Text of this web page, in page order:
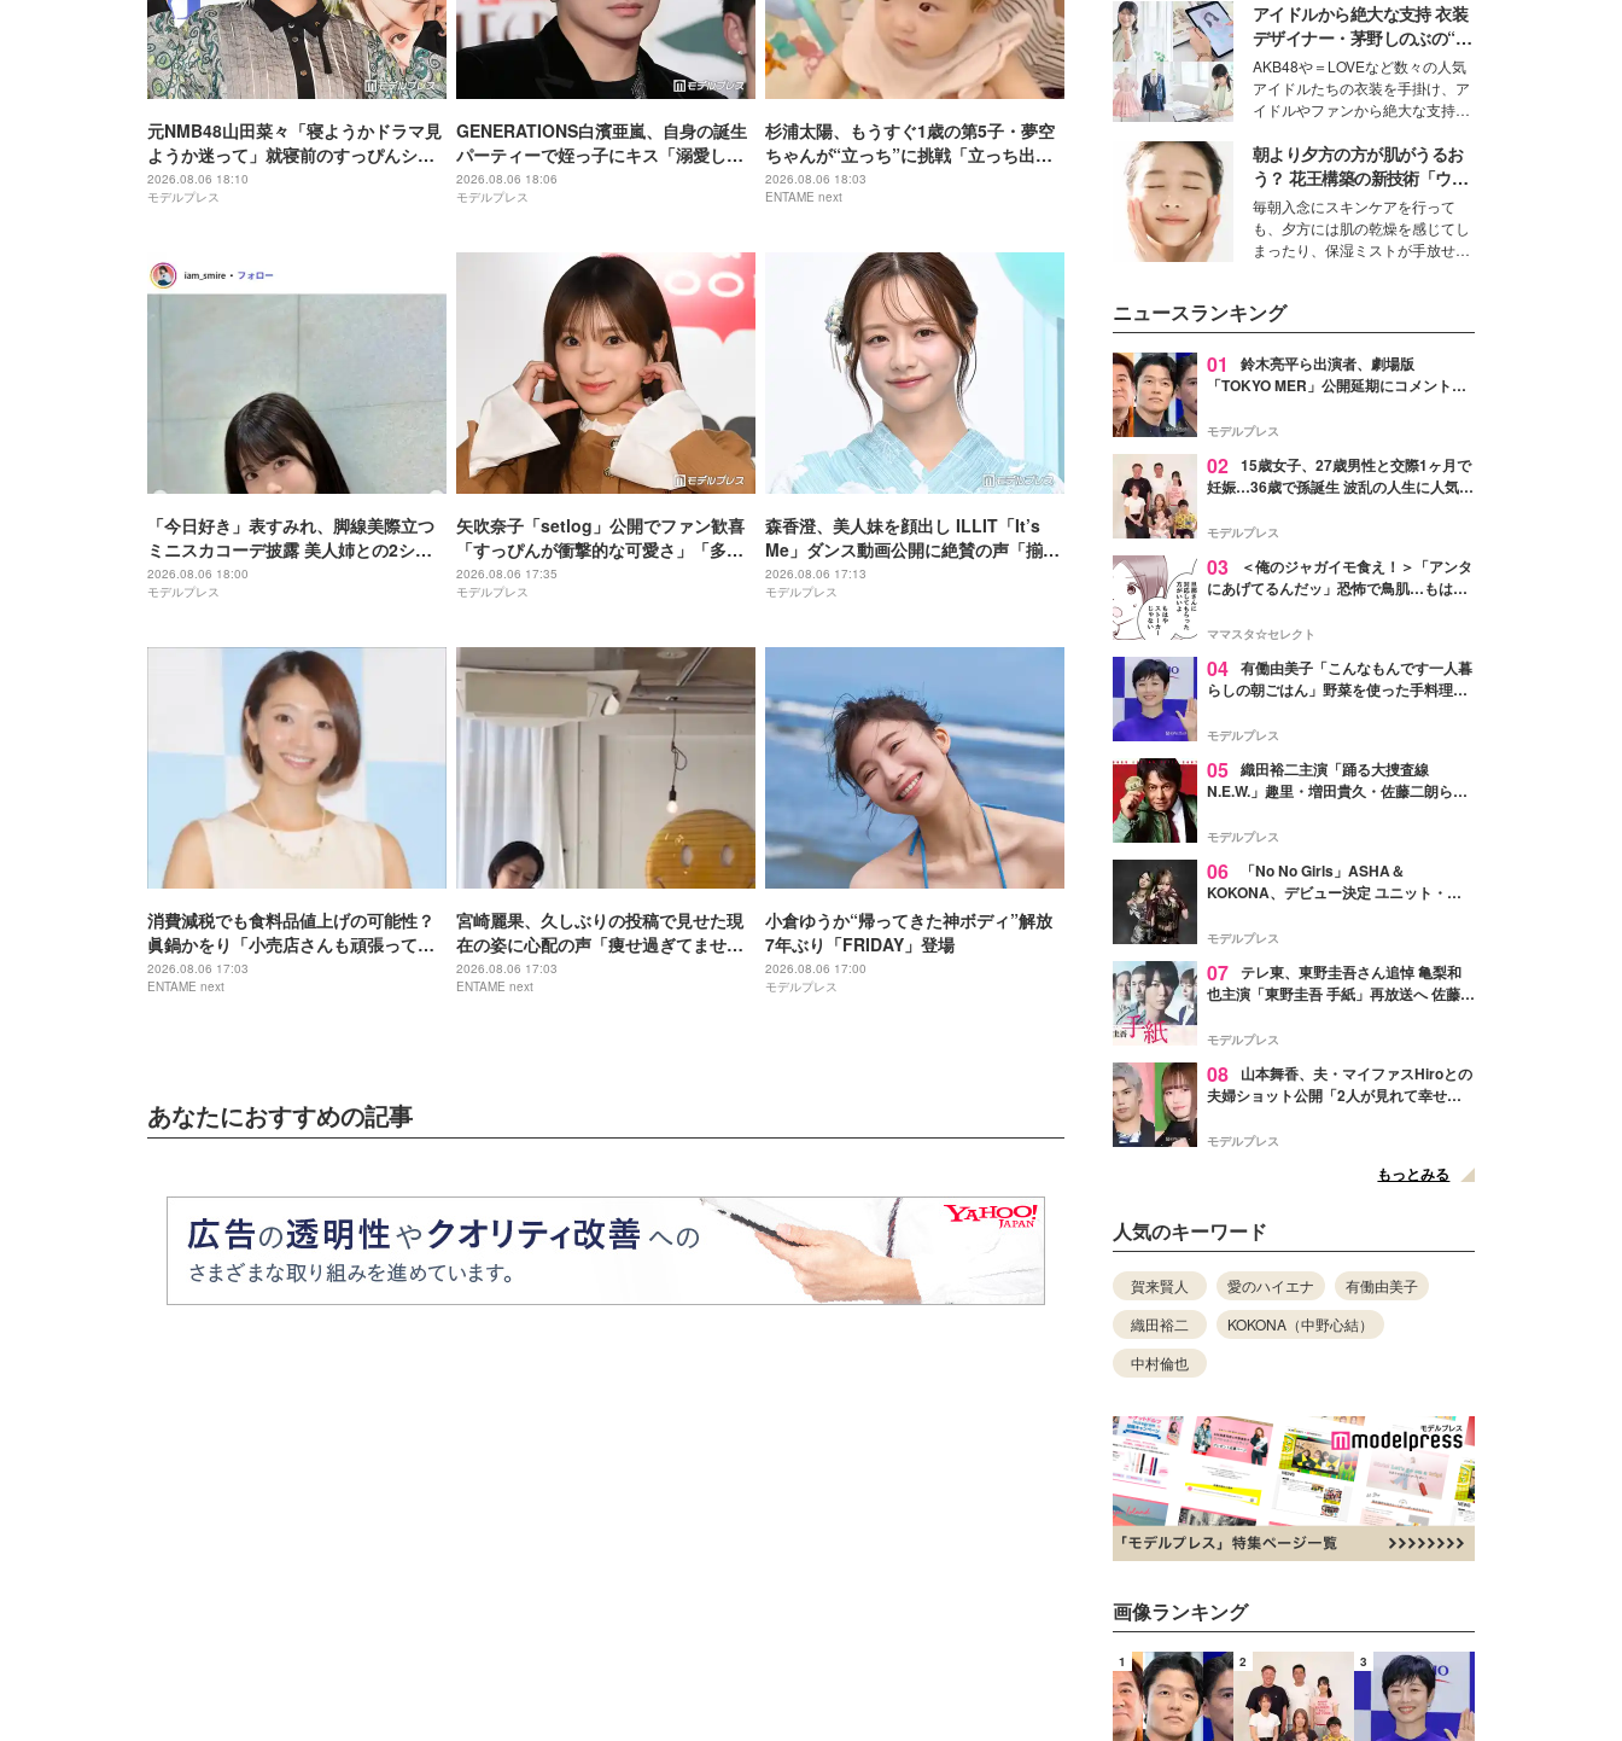
元NMB48山田菜々「寝ようかドラマ見
ようか迷って」就寝前のすっぴんショ
ット公開に絶賛の声「衝撃的な美し
さ」「オフ感満載な姿に悶絶」
2026.08.06 18:10
モデルプレス
GENERATIONS白濱亜嵐、自身の誕生
パーティーで姪っ子にキス「溺愛して
るのが伝わる」「いいお父さんになり
そう」と反響相次ぐ
2026.08.06 18:06
モデルプレス
杉浦太陽、もうすぐ1歳の第5子・夢空
ちゃんが“立っち”に挑戦「立っち出来
るかな？」
2026.08.06 18:03
ENTAME next
「今日好き」表すみれ、脚線美際立つ
ミニスカコーデ披露 美人姉との2ショ
ットにも絶賛の声「姉妹揃ってビジュ
爆発」「スタイル抜群」
2026.08.06 18:00
モデルプレス
矢吹奈子「setlog」公開でファン歓喜
「すっぴんが衝撃的な可愛さ」「多忙
すぎてびっくり」
2026.08.06 17:35
モデルプレス
森香澄、美人妹を顔出し ILLIT「It’s
Me」ダンス動画公開に絶賛の声「揃っ
てスタイル抜群」「本物のアイドルみ
たい」
2026.08.06 17:13
モデルプレス
消費減税でも食料品値上げの可能性？
眞鍋かをり「小売店さんも頑張ってく
れると信じている」
2026.08.06 17:03
ENTAME next
宮崎麗果、久しぶりの投稿で見せた現
在の姿に心配の声「痩せ過ぎてません
か？」
2026.08.06 17:03
ENTAME next
小倉ゆうか“帰ってきた神ボディ”解放
7年ぶり「FRIDAY」登場
2026.08.06 17:00
モデルプレス
あなたにおすすめの記事
ニオン好き”という共通点を持つモ
デルの宮城舞と島村雄大の特別対
談をお届け！それぞれの視点か
ら、今作ならではの魅力や予想外
の感動をもたらす奥深いストーリ
ーについて熱く語り合ってもらっ
た。
アイドルから絶大な支持 衣装
デザイナー・茅野しのぶの“可
愛い”を作る美学＜「シチズン
クロスシー」インタビュー＞
AKB48や＝LOVEなど数々の人気
アイドルたちの衣装を手掛け、ア
イドルやファンから絶大な支持を
取締役兼クリエイティブディレク
ター・茅野しのぶ。一人ひとりの
個性に寄り添い、魅力を引き出す
衣装作りは、多くの女性たちに勇
気と自信を与え続けている。
朝より夕方の方が肌がうるお
う？ 花王構築の新技術「ウォ
ーターキャプチャリングスキ
ン（捕水肌）」がスキンケア
の常識を変える予感
毎朝入念にスキンケアを行って
も、夕方には肌の乾燥を感じてし
まったり、保湿ミストが手放せな
性を秘めた、革新的な「Water
Capturing Skin（ウォーターキャ
プチャリングスキン：捕水肌）」
技術を、花王が構築した。
ニュースランキング
01
鈴木亮平ら出演者、劇場版
「TOKYO MER」公開延期にコメント
最大の敬意とエールを」
モデルプレス
02 15歳女子、27歳男性と交際1ヶ月で
妊娠…36歳で孫誕生 波乱の人生に人気タ
よ！」
モデルプレス
03
＜俺のジャガイモ食え！＞「アンタ
にあげてるんだッ」恐怖で鳥肌…もはや
ママスタ☆セレクト
04 有働由美子「こんなもんです一人暮
らしの朝ごはん」野菜を使った手料理公
そう」と反響
モデルプレス
05 織田裕二主演「踊る大捜査線
N.E.W.」趣里・増田貴久・佐藤二朗ら新
徴する“謎のキーワード”も
モデルプレス
06
「No No Girls」ASHA＆
KOKONA、デビュー決定 ユニット・
リリースへ
モデルプレス
07 テレ東、東野圭吾さん追悼 亀梨和
也主演「東野圭吾 手紙」再放送へ 佐藤隆
モデルプレス
08
山本舞香、夫・マイファスHiroとの
夫婦ショット公開「2人が見れて幸せ」
モデルプレス
もっとみる
人気のキーワード
賀来賢人 愛のハイエナ
有働由美子
織田裕二
KOKONA（中野心結）
中村倫也
画像ランキング
1 2 3